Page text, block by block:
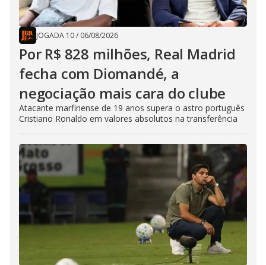
JOGADA 10/ 06/08/2026
Por R$ 828 milhões, Real Madrid
fecha com Diomandé, a
negociação mais cara do clube
Atacante marfinense de 19 anos supera o astro português
Cristiano Ronaldo em valores absolutos na transferência